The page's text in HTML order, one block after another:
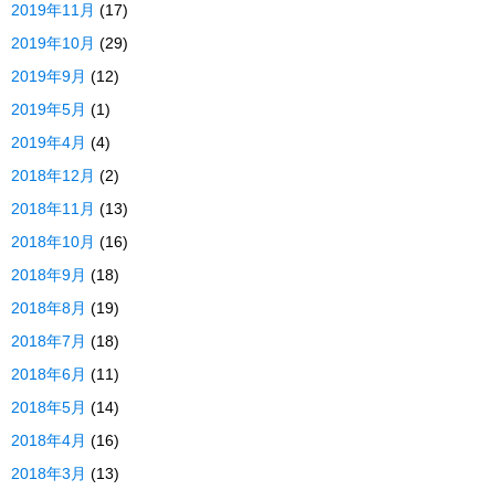
2019年11月 (17)
2019年10月 (29)
2019年9月 (12)
2019年5月 (1)
2019年4月 (4)
2018年12月 (2)
2018年11月 (13)
2018年10月 (16)
2018年9月 (18)
2018年8月 (19)
2018年7月 (18)
2018年6月 (11)
2018年5月 (14)
2018年4月 (16)
2018年3月 (13)